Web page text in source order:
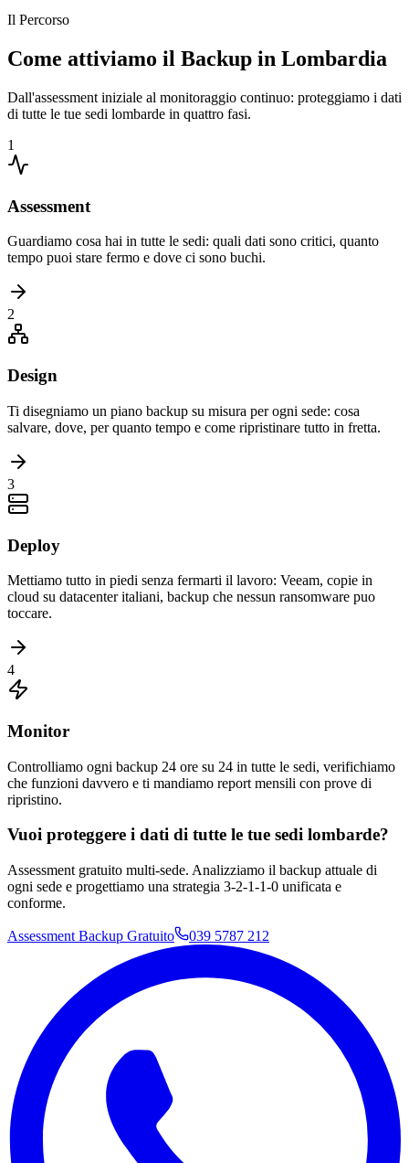
Il Percorso
Come attiviamo il Backup in Lombardia
Dall'assessment iniziale al monitoraggio continuo: proteggiamo i dati
di tutte le tue sedi lombarde in quattro fasi.
1
Assessment
Guardiamo cosa hai in tutte le sedi: quali dati sono critici, quanto
tempo puoi stare fermo e dove ci sono buchi.
2
Design
Ti disegniamo un piano backup su misura per ogni sede: cosa
salvare, dove, per quanto tempo e come ripristinare tutto in fretta.
3
Deploy
Mettiamo tutto in piedi senza fermarti il lavoro: Veeam, copie in
cloud su datacenter italiani, backup che nessun ransomware puo
toccare.
4
Monitor
Controlliamo ogni backup 24 ore su 24 in tutte le sedi, verifichiamo
che funzioni davvero e ti mandiamo report mensili con prove di
ripristino.
Vuoi proteggere i dati di tutte le tue sedi lombarde?
Assessment gratuito multi-sede. Analizziamo il backup attuale di
ogni sede e progettiamo una strategia 3-2-1-1-0 unificata e
conforme.
Assessment Backup Gratuito 039 5787 212